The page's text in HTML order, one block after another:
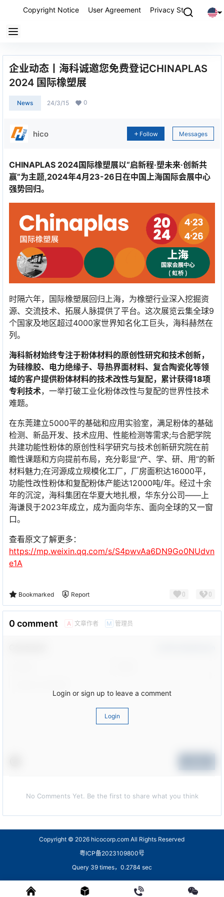
Copyright Notice User Agreement Privacy Statement
企业动态丨海科诚邀您免费登记CHINAPLAS
2024 国际橡塑展
News 24/3/15 0
hico Follow Messages
CHINAPLAS 2024国际橡塑展以“启新程·塑未来·创新共
赢”为主题,2024年4月23-26日在中国上海国际会展中心
强势回归。
时隔六年，国际橡塑展回归上海，为橡塑行业深入挖掘资
源、交流技术、拓展人脉提供了平台。这次展览云集全球9
个国家及地区超过4000家世界知名化工巨头，海科赫然在
列。
海科新材始终专注于粉体材料的原创性研究和技术创新，
为硅橡胶、电力绝缘子、导热界面材料、复合陶瓷化等领
域的客户提供粉体材料的技术改性与复配，累计获得18项
专利技术，一举打破工业化粉体改性与复配的世界性技术
难题。
在东莞建立5000平的基础和应用实验室，满足粉体的基础
检测、新品开发、技术应用、性能检测等需求;与合肥学院
共建功能性粉体的原创性科学研究与技术创新研究院在前
瞻性课题和方向提前布局，充分彰显“产、学、研、用”的新
材料魅力;在河源成立规模化工厂，厂房面积达16000平，
功能性改性粉体和复配粉体产能达12000吨/年。经过十余
年的沉淀，海科集团在华夏大地扎根，华东分公司——上
海谦艮于2023年成立，成为面向华东、面向全球的又一窗
口。
查看原文了解更多：
https://mp.weixin.qq.com/s/S4pwvAa6DN9Go0NUdvn
e1A
Bookmarked Report 0 0
0 comment A 文章作者 M 管理员
Login or sign up to leave a comment
Login
No Comments Yet. Be the first to share what you think
Copyright © 2026 hicocorp.com All Rights Reserved
粤ICP备2023109800号
Query 39 times，0.2784 sec